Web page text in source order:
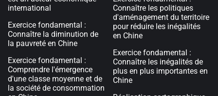
international
Exercice fondamental :
Connaître la diminution de
la pauvreté en Chine
Exercice fondamental :
Comprendre l'émergence
d'une classe moyenne et de
la société de consommation
Connaître les politiques
d'aménagement du territoire
pour réduire les inégalités
en Chine
Exercice fondamental :
Connaître les inégalités de
plus en plus importantes en
Chine